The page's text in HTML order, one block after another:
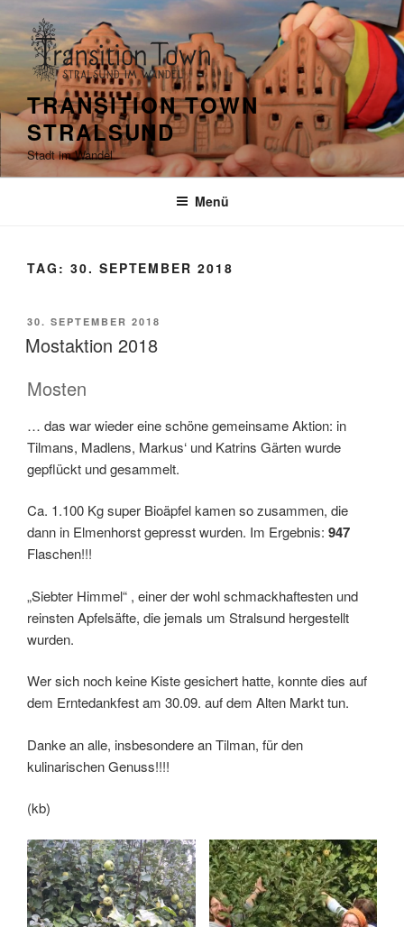
Inhalt
springen
TRANSITION TOWN
STRALSUND
Stadt im Wandel
Menü
TAG: 30. SEPTEMBER 2018
VERÖFFENTLICHT
AM
30. SEPTEMBER 2018
Mostaktion 2018
Mosten
… das war wieder eine schöne gemeinsame Aktion: in
Tilmans, Madlens, Markus‘ und Katrins Gärten wurde
gepflückt und gesammelt.
Ca. 1.100 Kg super Bioäpfel kamen so zusammen, die
dann in Elmenhorst gepresst wurden. Im Ergebnis: 947
Flaschen!!!
„Siebter Himmel“ , einer der wohl schmackhaftesten und
reinsten Apfelsäfte, die jemals um Stralsund hergestellt
wurden.
Wer sich noch keine Kiste gesichert hatte, konnte dies auf
dem Erntedankfest am 30.09. auf dem Alten Markt tun.
Danke an alle, insbesondere an Tilman, für den
kulinarischen Genuss!!!!
(kb)